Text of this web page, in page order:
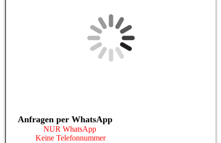
Anfragen per WhatsApp
NUR WhatsApp
Keine Telefonnummer